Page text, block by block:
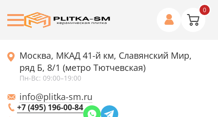
0
Москва, МКАД 41-й км, Славянский Мир,
ряд Б, 8/1 (метро Тютчевская)
Пн-Вс: 09:00–19:00
info@plitka-sm.ru
+7 (495) 196-00-84